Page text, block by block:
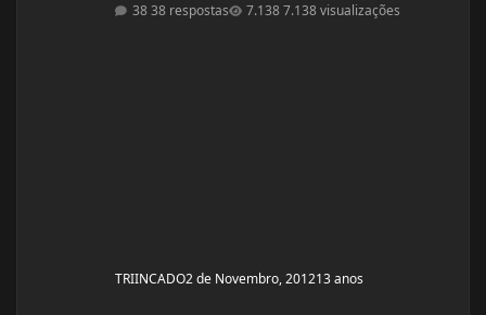
38 respostas
7.138 visualizações
TRIINCADO2 de Novembro, 201213 anos